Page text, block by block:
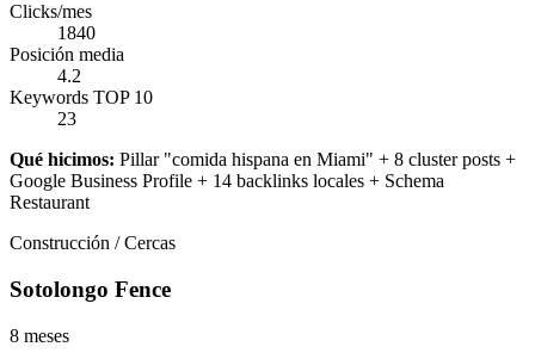
Clicks/mes
1840
Posición media
4.2
Keywords TOP 10
23
Qué hicimos: Pillar "comida hispana en Miami" + 8 cluster posts +
Google Business Profile + 14 backlinks locales + Schema
Restaurant
Construcción / Cercas
Sotolongo Fence
8 meses